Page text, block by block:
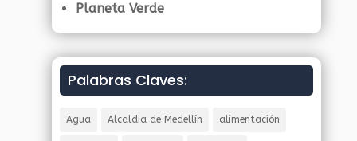
Planeta Verde
Palabras Claves:
Agua Alcaldia de Medellín alimentación